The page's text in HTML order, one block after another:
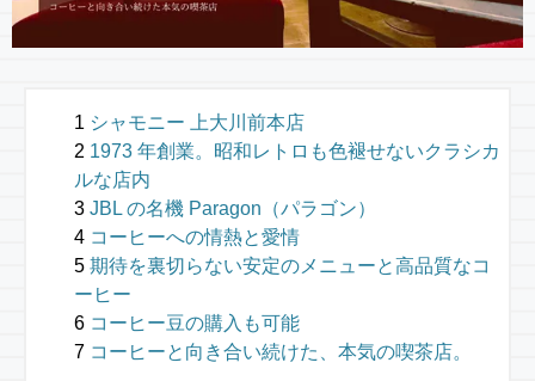
シャモニー 上大川前本店
1973 年創業。昭和レトロも色褪せないクラシカ
ルな店内
JBL の名機 Paragon（パラゴン）
コーヒーへの情熱と愛情
期待を裏切らない安定のメニューと高品質なコ
ーヒー
コーヒー豆の購入も可能
コーヒーと向き合い続けた、本気の喫茶店。